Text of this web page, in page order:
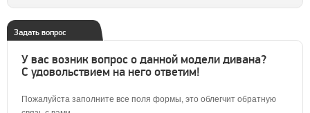
Задать вопрос
У вас возник вопрос о данной модели дивана?
С удовольствием на него ответим!
Пожалуйста заполните все поля формы, это облегчит обратную